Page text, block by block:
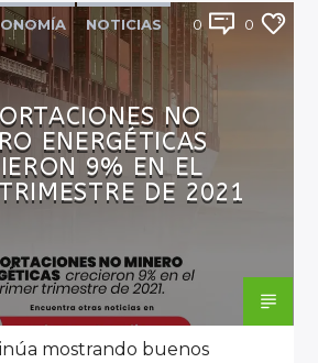
Vivo
NOTICIAS 0 0
NO
ENERGÉTICAS
9% EN EL
DE 2021
mostrando buenos